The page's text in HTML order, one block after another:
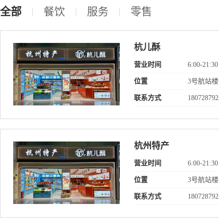
全部 餐饮 服务 零售
杭儿酥
营业时间 6:00-21:30
位置 3号航站
联系方式
杭州特产
营业时间 6:00-21:30
位置 3号航站
联系方式